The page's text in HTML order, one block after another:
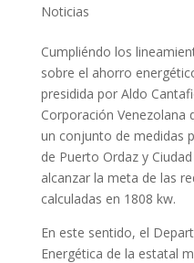
Noticias
Cumpliéndo los
sobre el ahorro
presidida por Aldo
Corporación Venezolana
un conjunto de medidas
de Puerto Ordaz y
alcanzar la meta de las
calculadas en 1808 kw.
En este sentido, el
Energética de la estatal